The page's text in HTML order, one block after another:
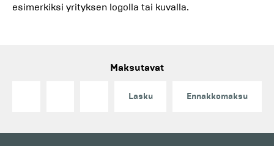
esimerkiksi yrityksen logolla tai kuvalla.
Maksutavat
Lasku Ennakkomaksu